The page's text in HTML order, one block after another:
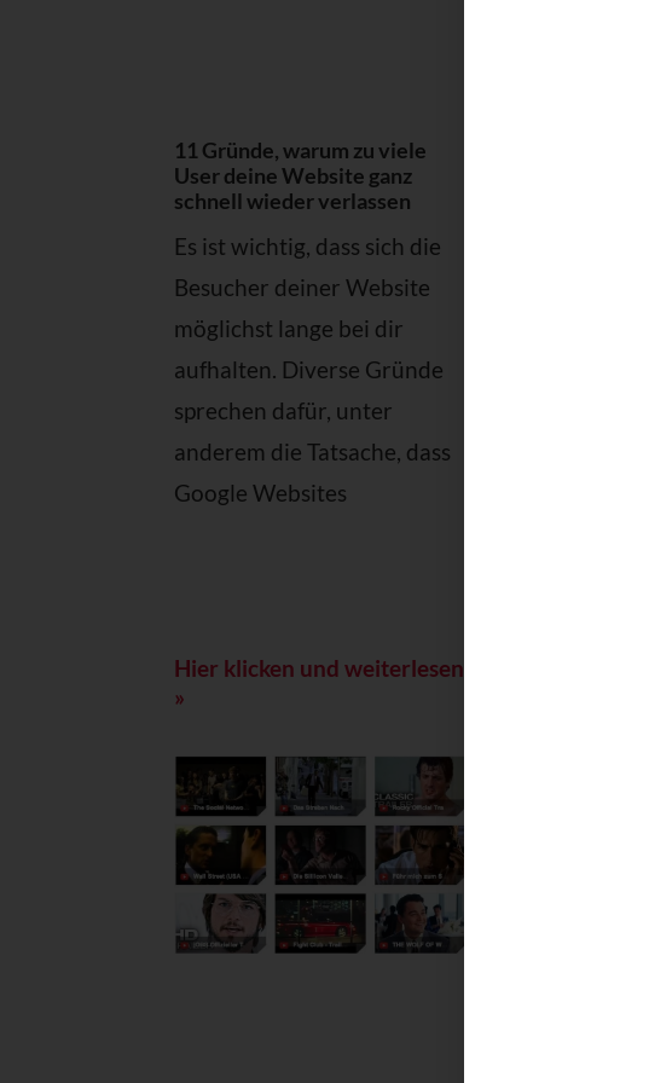
11 Gründe, warum zu viele
User deine Website ganz
schnell wieder verlassen
Es ist wichtig, dass sich die
Besucher deiner Website
möglichst lange bei dir
aufhalten. Diverse Gründe
sprechen dafür, unter
anderem die Tatsache, dass
Google Websites
Hier klicken und weiterlesen
»